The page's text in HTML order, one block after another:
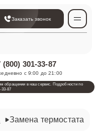
Заказать звонок
(800) 301-33-87
с 9:00 до 21:00
обращении в наш сервис. Подробности по
33-87
Замена термостата